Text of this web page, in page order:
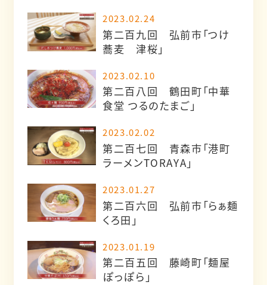
2023.02.24
第二百九回 弘前市「つけ
蕎麦 津桜」
2023.02.10
第二百八回 鶴田町「中華
食堂 つるのたまご」
2023.02.02
第二百七回 青森市「港町
ラーメンTORAYA」
2023.01.27
第二百六回 弘前市「らぁ麺
くろ田」
2023.01.19
第二百五回 藤崎町「麺屋
ぽっぽら」